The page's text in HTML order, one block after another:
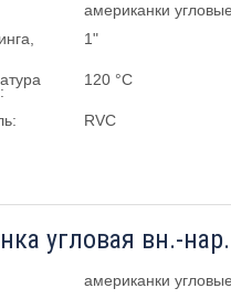
американки угловые
1"
120 °C
RVC
угловая вн.-
американки угловые